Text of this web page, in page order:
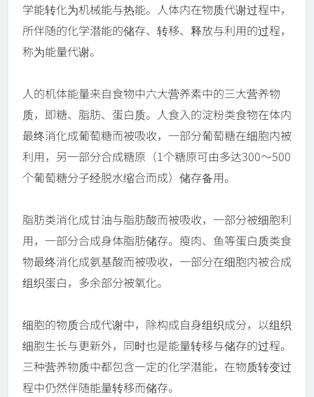
学能转化为机械能与热能。人体内在物质代谢过程中，
所伴随的化学潜能的储存、转移、释放与利用的过程，
称为能量代谢。
人的机体能量来自食物中六大营养素中的三大营养物
质，即糖、脂肪、蛋白质。人食入的淀粉类食物在体内
最终消化成葡萄糖而被吸收，一部分葡萄糖在细胞内被
利用，另一部分合成糖原（1个糖原可由多达300～500
个葡萄糖分子经脱水缩合而成）储存备用。
脂肪类消化成甘油与脂肪酸而被吸收，一部分被细胞利
用，一部分合成身体脂肪储存。瘦肉、鱼等蛋白质类食
物最终消化成氨基酸而被吸收，一部分在细胞内被合成
组织蛋白，多余部分被氧化。
细胞的物质合成代谢中，除构成自身组织成分，以组织
细胞生长与更新外，同时也是能量转移与储存的过程。
三种营养物质中都包含一定的化学潜能，在物质转变过
程中仍然伴随能量转移而储存。